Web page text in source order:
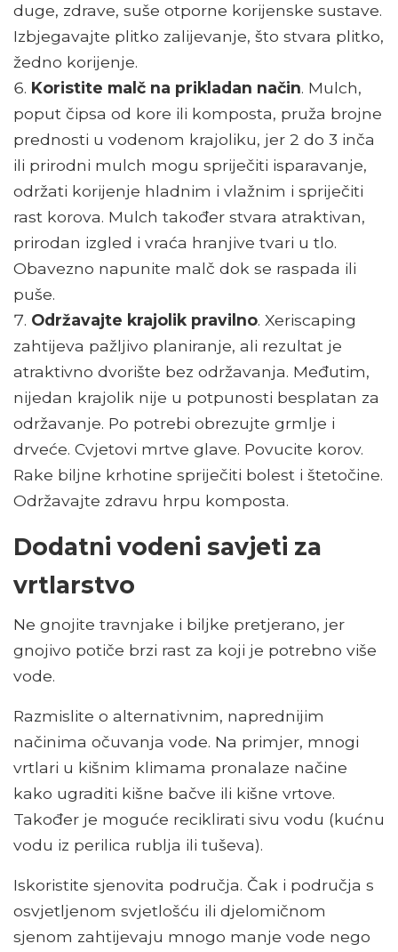
duge, zdrave, suše otporne korijenske sustave.
Izbjegavajte plitko zalijevanje, što stvara plitko,
žedno korijenje.
Koristite malč na prikladan način. Mulch,
poput čipsa od kore ili komposta, pruža brojne
prednosti u vodenom krajoliku, jer 2 do 3 inča
ili prirodni mulch mogu spriječiti isparavanje,
održati korijenje hladnim i vlažnim i spriječiti
rast korova. Mulch također stvara atraktivan,
prirodan izgled i vraća hranjive tvari u tlo.
Obavezno napunite malč dok se raspada ili
puše.
Održavajte krajolik pravilno. Xeriscaping
zahtijeva pažljivo planiranje, ali rezultat je
atraktivno dvorište bez održavanja. Međutim,
nijedan krajolik nije u potpunosti besplatan za
održavanje. Po potrebi obrezujte grmlje i
drveće. Cvjetovi mrtve glave. Povucite korov.
Rake biljne krhotine spriječiti bolest i štetočine.
Održavajte zdravu hrpu komposta.
Dodatni vodeni savjeti za
vrtlarstvo
Ne gnojite travnjake i biljke pretjerano, jer
gnojivo potiče brzi rast za koji je potrebno više
vode.
Razmislite o alternativnim, naprednijim
načinima očuvanja vode. Na primjer, mnogi
vrtlari u kišnim klimama pronalaze načine
kako ugraditi kišne bačve ili kišne vrtove.
Također je moguće reciklirati sivu vodu (kućnu
vodu iz perilica rublja ili tuševa).
Iskoristite sjenovita područja. Čak i područja s
osvjetljenom svjetlošću ili djelomičnom
sjenom zahtijevaju mnogo manje vode nego